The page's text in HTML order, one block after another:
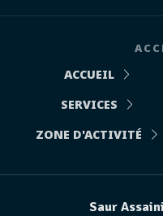
ACCUEIL
SERVICES
ZONE D'ACTIVITÉ
Saur